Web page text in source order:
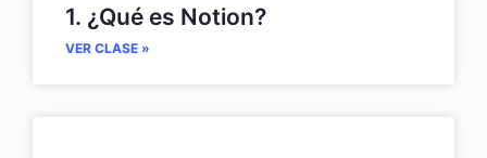
1. ¿Qué es Notion?
VER CLASE »